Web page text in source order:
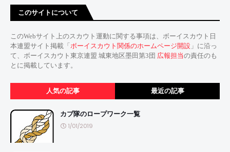
このサイトについて
このWebサイト上のスカウト運動に関する事項は、ボーイスカウト日
本連盟サイト掲載「 ボーイスカウト関係のホームページ開設 」に沿っ
て、ボーイスカウト東京連盟 城東地区墨田第3団 広報担当の責任のも
とに掲載しています。
人気の記事 最近の記事
カブ隊のロープワーク一覧
1/01/2019